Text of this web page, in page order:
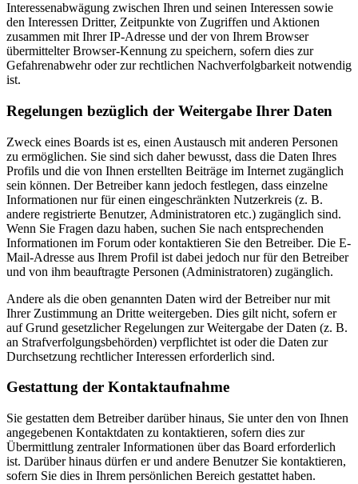
Interessenabwägung zwischen Ihren und seinen Interessen sowie
den Interessen Dritter, Zeitpunkte von Zugriffen und Aktionen
zusammen mit Ihrer IP-Adresse und der von Ihrem Browser
übermittelter Browser-Kennung zu speichern, sofern dies zur
Gefahrenabwehr oder zur rechtlichen Nachverfolgbarkeit notwendig
ist.
Regelungen bezüglich der Weitergabe Ihrer Daten
Zweck eines Boards ist es, einen Austausch mit anderen Personen
zu ermöglichen. Sie sind sich daher bewusst, dass die Daten Ihres
Profils und die von Ihnen erstellten Beiträge im Internet zugänglich
sein können. Der Betreiber kann jedoch festlegen, dass einzelne
Informationen nur für einen eingeschränkten Nutzerkreis (z. B.
andere registrierte Benutzer, Administratoren etc.) zugänglich sind.
Wenn Sie Fragen dazu haben, suchen Sie nach entsprechenden
Informationen im Forum oder kontaktieren Sie den Betreiber. Die E-
Mail-Adresse aus Ihrem Profil ist dabei jedoch nur für den Betreiber
und von ihm beauftragte Personen (Administratoren) zugänglich.
Andere als die oben genannten Daten wird der Betreiber nur mit
Ihrer Zustimmung an Dritte weitergeben. Dies gilt nicht, sofern er
auf Grund gesetzlicher Regelungen zur Weitergabe der Daten (z. B.
an Strafverfolgungsbehörden) verpflichtet ist oder die Daten zur
Durchsetzung rechtlicher Interessen erforderlich sind.
Gestattung der Kontaktaufnahme
Sie gestatten dem Betreiber darüber hinaus, Sie unter den von Ihnen
angegebenen Kontaktdaten zu kontaktieren, sofern dies zur
Übermittlung zentraler Informationen über das Board erforderlich
ist. Darüber hinaus dürfen er und andere Benutzer Sie kontaktieren,
sofern Sie dies in Ihrem persönlichen Bereich gestattet haben.